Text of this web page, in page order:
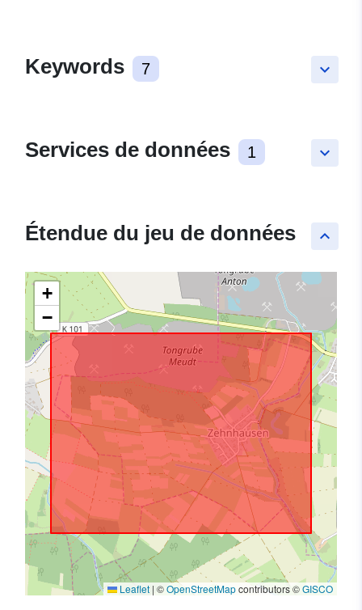
keyboard_arrow_down
Keywords 7
keyboard_arrow_down
Services de données 1
keyboard_arrow_up
Étendue du jeu de données
+
−
Leaflet | ©OpenStreetMapcontributors ©GISCO